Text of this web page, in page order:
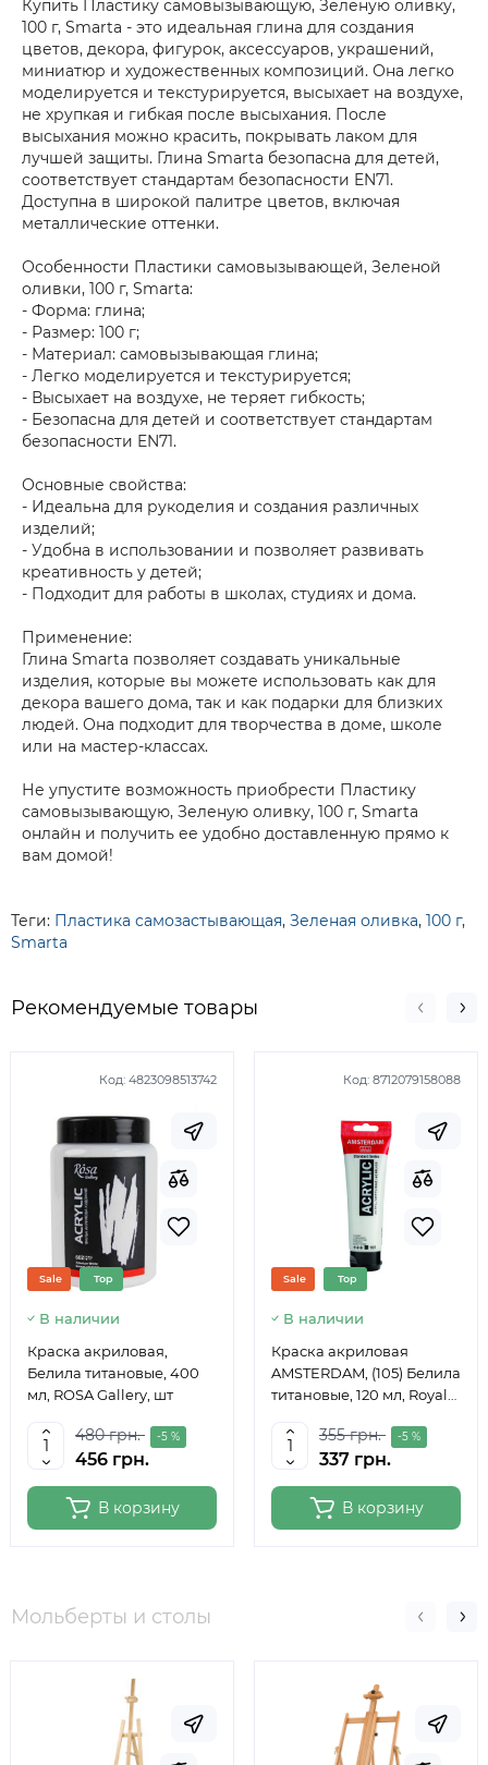
Купить Пластику самовызывающую, Зеленую оливку,
100 г, Smarta - это идеальная глина для создания
цветов, декора, фигурок, аксессуаров, украшений,
миниатюр и художественных композиций. Она легко
моделируется и текстурируется, высыхает на воздухе,
не хрупкая и гибкая после высыхания. После
высыхания можно красить, покрывать лаком для
лучшей защиты. Глина Smarta безопасна для детей,
соответствует стандартам безопасности EN71.
Доступна в широкой палитре цветов, включая
металлические оттенки.
Особенности Пластики самовызывающей, Зеленой
оливки, 100 г, Smarta:
- Форма: глина;
- Размер: 100 г;
- Материал: самовызывающая глина;
- Легко моделируется и текстурируется;
- Высыхает на воздухе, не теряет гибкость;
- Безопасна для детей и соответствует стандартам
безопасности EN71.
Основные свойства:
- Идеальна для рукоделия и создания различных
изделий;
- Удобна в использовании и позволяет развивать
креативность у детей;
- Подходит для работы в школах, студиях и дома.
Применение:
Глина Smarta позволяет создавать уникальные
изделия, которые вы можете использовать как для
декора вашего дома, так и как подарки для близких
людей. Она подходит для творчества в доме, школе
или на мастер-классах.
Не упустите возможность приобрести Пластику
самовызывающую, Зеленую оливку, 100 г, Smarta
онлайн и получить ее удобно доставленную прямо к
вам домой!
Теги: Пластика самозастывающая, Зеленая оливка, 100 г,
Smarta
Рекомендуемые товары
Код: 4823098513742
Sale Top
В наличии
Краска акриловая,
Белила титановые, 400
мл, ROSA Gallery, шт
480 грн. -5 %
456 грн.
В корзину
Код: 8712079158088
Sale Top
В наличии
Краска акриловая
AMSTERDAM, (105) Белила
титановые, 120 мл, Royal
355 грн. -5 %
337 грн.
В корзину
Мольберты и столы